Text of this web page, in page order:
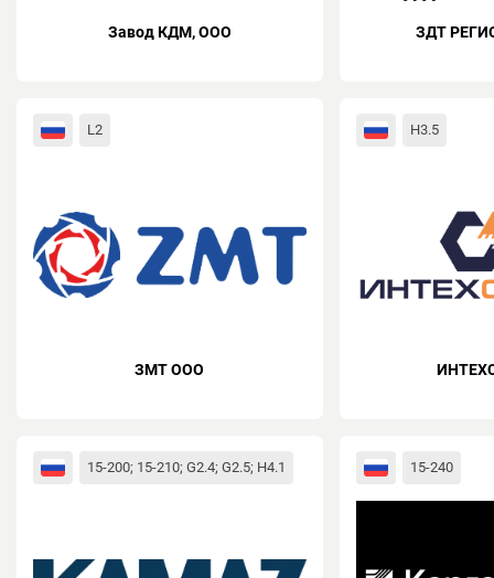
Завод КДМ, ООО ЗДТ
L2
ЗМТ ООО
H3.5
15-200; 15-210; G2.4; G2.5; H4.1 15-240